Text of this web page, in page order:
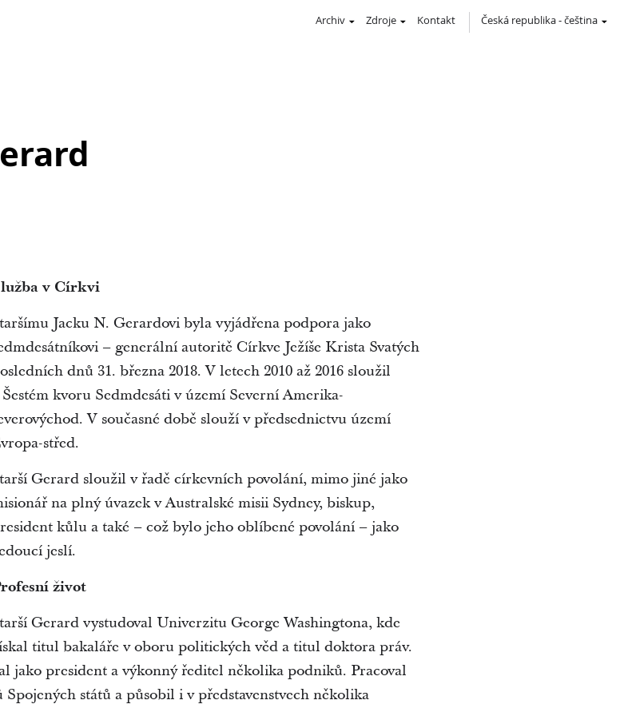
Archiv Zdroje Kontakt Česká republika-čeština
v Církvi
Jacku N. Gerardovi byla vyjádřena podpora jako
– generální autoritě Církve Ježíše Krista Svatých
dnů 31. března 2018. V letech 2010 až 2016 sloužil
kvoru Sedmdesáti v území Severní Amerika-
V současné době slouží v předsednictvu území
střed.
Gerard sloužil v řadě církevních povolání, mimo jiné jako
na plný úvazek v Australské misii Sydney, biskup,
kůlu a také – což bylo jeho oblíbené povolání – jako
jeslí.
život
Gerard vystudoval Univerzitu George Washingtona, kde
titul bakaláře v oboru politických věd a titul doktora práv.
jako president a výkonný ředitel několika podniků. Pracoval
států a působil i v představenstvech několika